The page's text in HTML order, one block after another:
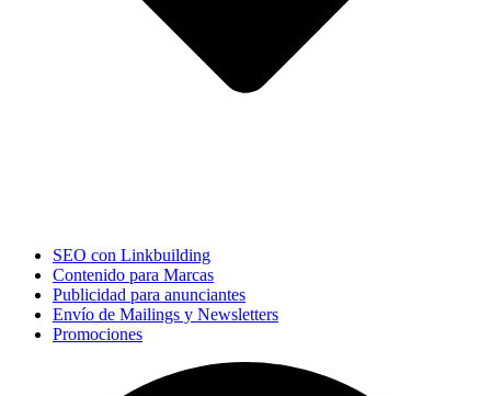
SEO con Linkbuilding
Contenido para Marcas
Publicidad para anunciantes
Envío de Mailings y Newsletters
Promociones